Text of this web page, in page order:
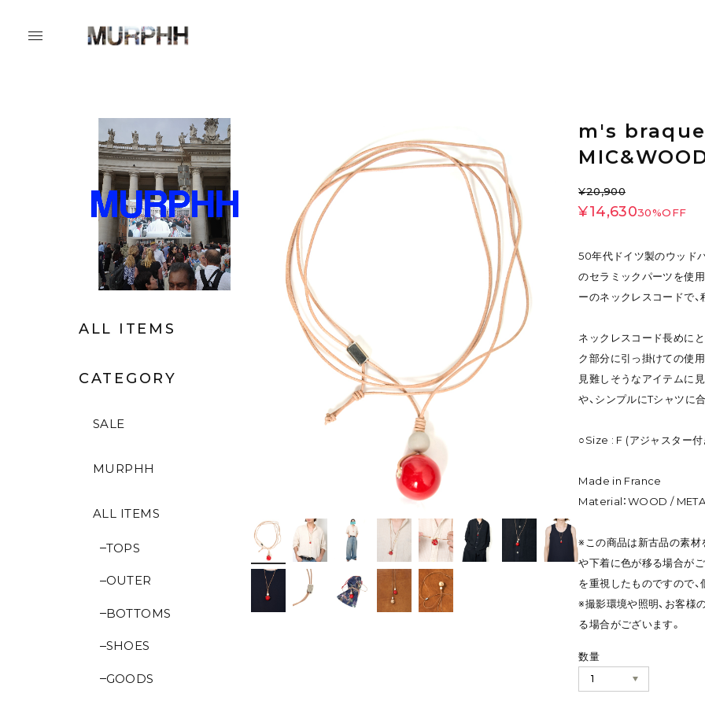
ALL ITEMS
CATEGORY
SALE
MURPHH
ALL ITEMS
TOPS
OUTER
BOTTOMS
SHOES
GOODS
m's braque
¥20,900
¥14,63030%OFF
50年代ドイツ製のウッド
のセラミックパーツを使
ーのネックレスコードで
ネックレスコード長めに
ク部分に引っ掛けての使
見難しそうなアイテムに
や、シンプルにTシャツに
○Size : F (アジャスター付
Made in France
Material：WOOD /
※この商品は新古品の素材
や下着に色が移る場合が
を重視したものですので
※撮影環境や照明、お客様
る場合がございます。
数量